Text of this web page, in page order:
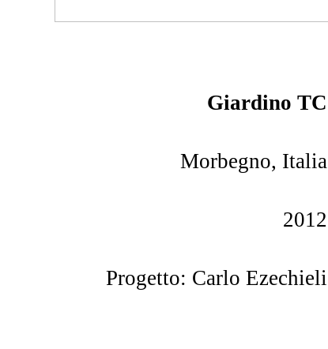
Giardino TC
Morbegno, Italia
2012
Progetto: Carlo Ezechieli